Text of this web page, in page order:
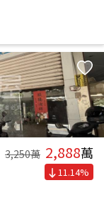
3,250萬 2,888萬
11.14%